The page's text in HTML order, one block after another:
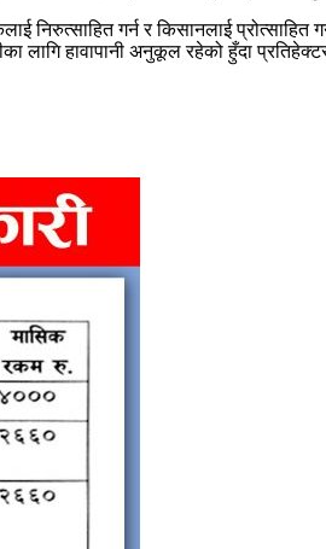
निरुत्साहित गर्न र किसानलाई
लागि हावापानी अनुकूल रहेको हुँदा